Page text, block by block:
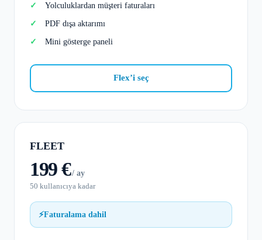
Yolculuklardan müşteri faturaları
PDF dışa aktarımı
Mini gösterge paneli
Flex’i seç
FLEET
199 €/ ay
50 kullanıcıya kadar
⚡Faturalama dahil